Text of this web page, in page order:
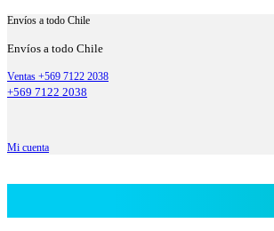
Envíos a todo Chile
Envíos a todo Chile
Ventas +569 7122 2038
+569 7122 2038
Mi cuenta